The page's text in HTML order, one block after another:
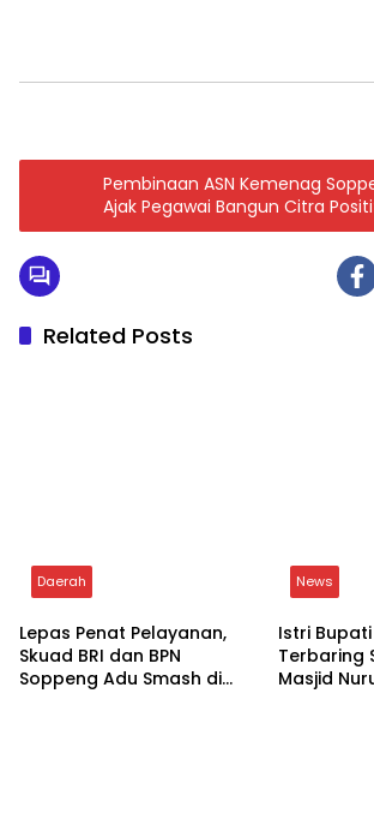
Pembinaan ASN Kemenag
Ajak Pegawai Bangun Citra
Related Posts
Daerah
Lepas Penat Pelayanan,
Skuad BRI dan BPN
Soppeng Adu Smash di
News
Istri
Terbaring
Masjid